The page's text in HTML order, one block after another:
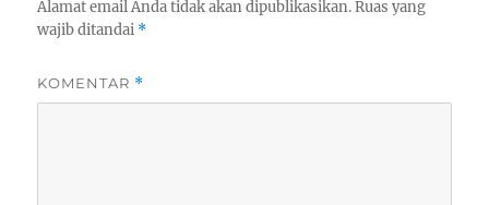
Alamat email Anda tidak akan dipublikasikan. Ruas yang
wajib ditandai *
KOMENTAR *